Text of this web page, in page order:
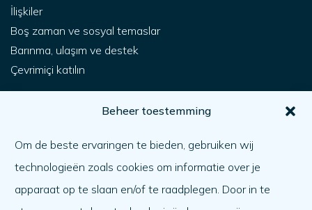
Beheer toestemming
Om de beste ervaringen te bieden, gebruiken wij
technologieën zoals cookies om informatie over je
apparaat op te slaan en/of te raadplegen. Door in te
İlişkiler
Boş zaman ve sosyal temaslar
Barınma, ulaşım ve destek
Çevrimiçi katılın
Ne var ne yok
Gündem